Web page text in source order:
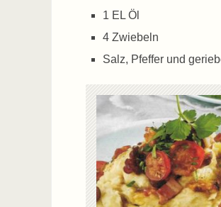
1 EL Öl
4 Zwiebeln
Salz, Pfeffer und